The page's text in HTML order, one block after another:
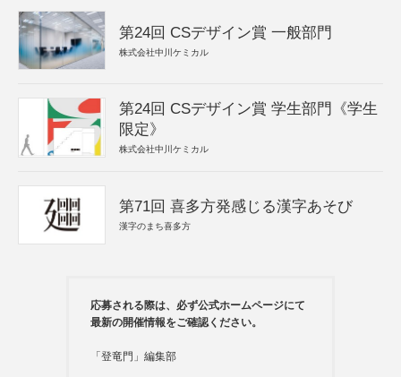
第24回 CSデザイン賞 一般部門
株式会社中川ケミカル
第24回 CSデザイン賞 学生部門《学生
限定》
株式会社中川ケミカル
第71回 喜多方発感じる漢字あそび
漢字のまち喜多方
応募される際は、必ず公式ホームページにて
最新の開催情報をご確認ください。
「登竜門」編集部